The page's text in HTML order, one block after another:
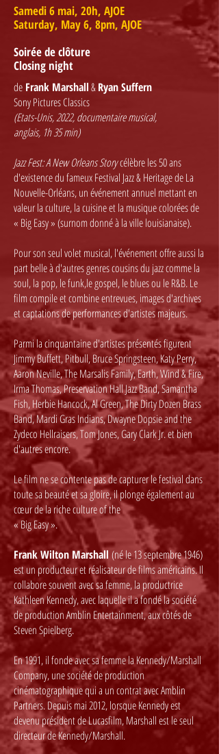
Samedi 6 mai, 20h, AJOE
Saturday, May 6, 8pm, AJOE
Soirée de clôture
Closing night
de Frank Marshall&Ryan Suffern
Sony Pictures Classics
(Etats-Unis, 2022, documentaire musical,
anglais, 1h 35 min)
Jazz Fest: A New Orleans Storycélèbre les 50 ans
d'existence du fameux Festival Jazz & Heritage de La
Nouvelle-Orléans, un événement annuel mettant en
valeur la culture, la cuisine et la musique colorées de
« Big Easy » (surnom donné à la ville louisianaise).
Pour son seul volet musical, l'événement offre aussi la
part belle à d'autres genres cousins du jazz comme la
soul, la pop, le funk,le gospel, le blues ou le R&B. Le
film compile et combine entrevues, images d'archives
et captations de performances d'artistes majeurs.
Parmi la cinquantaine d'artistes présentés figurent
Jimmy Buffett, Pitbull, Bruce Springsteen, Katy Perry,
Aaron Neville, The Marsalis Family, Earth, Wind & Fire,
Irma Thomas, Preservation Hall Jazz Band, Samantha
Fish, Herbie Hancock, Al Green, The Dirty Dozen Brass
Band, Mardi Gras Indians, Dwayne Dopsie and the
Zydeco Hellraisers, Tom Jones, Gary Clark Jr. et bien
d'autres encore.
Le film ne se contente pas de capturer le festival dans
toute sa beauté et sa gloire, il plonge également au
cœur de la riche culture of the
« Big Easy ».
Frank Wilton Marshall (né le 13 septembre 1946)
est un producteur et réalisateur de films américains. Il
collabore souvent avec sa femme, la productrice
Kathleen Kennedy, avec laquelle il a fondé la société
de production Amblin Entertainment, aux côtés de
Steven Spielberg.
En 1991, il fonde avec sa femme la Kennedy/Marshall
Company, une société de production
cinématographique qui a un contrat avec Amblin
Partners. Depuis mai 2012, lorsque Kennedy est
devenu président de Lucasfilm, Marshall est le seul
directeur de Kennedy/Marshall.